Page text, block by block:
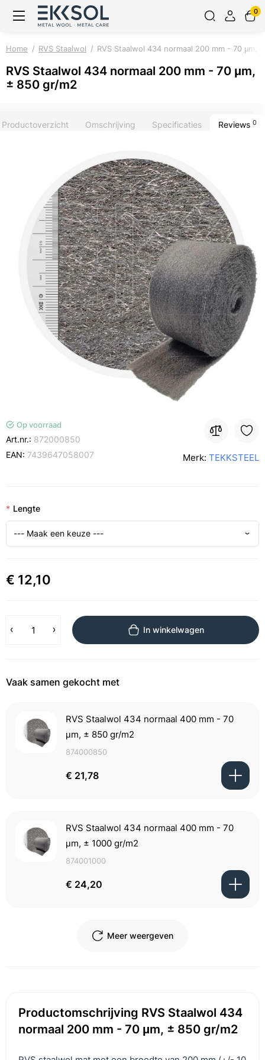
0
Home RVS Staalwol RVS Staalwol 434 normaal 200 mm - 70 μm,
RVS Staalwol 434 normaal 200 mm - 70 μm,
± 850 gr/m2
Productoverzicht Omschrijving Specificaties Reviews 0
Op voorraad
Art.nr.: 872000850
EAN: 7439647058007 Merk: TEKKSTEEL
Lengte
€ 12,10
In winkelwagen
Vaak samen gekocht met
RVS Staalwol 434 normaal 400 mm - 70
μm, ± 850 gr/m2
874000850
€ 21,78
RVS Staalwol 434 normaal 400 mm - 70
μm, ± 1000 gr/m2
874001000
€ 24,20
Meer weergeven
Productomschrijving RVS Staalwol 434
normaal 200 mm - 70 μm, ± 850 gr/m2